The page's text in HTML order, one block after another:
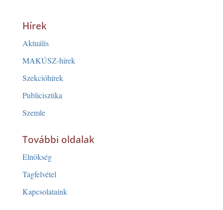
Hírek
Aktuális
MAKÚSZ-hírek
Szekcióhírek
Publicisztika
Szemle
További oldalak
Elnökség
Tagfelvétel
Kapcsolataink